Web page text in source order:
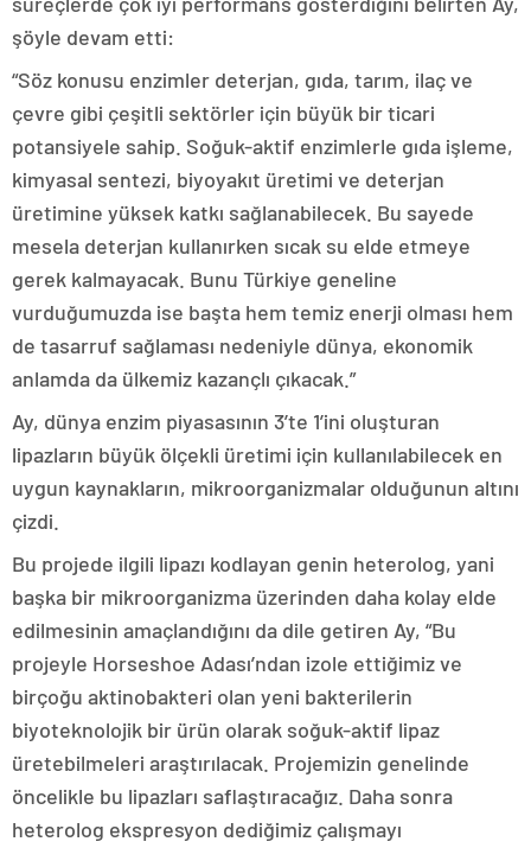
şöyle devam etti:
“Söz konusu enzimler deterjan, gıda, tarım, ilaç ve
çevre gibi çeşitli sektörler için büyük bir ticari
potansiyele sahip. Soğuk-aktif enzimlerle gıda işleme,
kimyasal sentezi, biyoyakıt üretimi ve deterjan
üretimine yüksek katkı sağlanabilecek. Bu sayede
mesela deterjan kullanırken sıcak su elde etmeye
gerek kalmayacak. Bunu Türkiye geneline
vurduğumuzda ise başta hem temiz enerji olması hem
de tasarruf sağlaması nedeniyle dünya, ekonomik
anlamda da ülkemiz kazançlı çıkacak.”
Ay, dünya enzim piyasasının 3’te 1’ini oluşturan
lipazların büyük ölçekli üretimi için kullanılabilecek en
uygun kaynakların, mikroorganizmalar olduğunun altını
çizdi.
Bu projede ilgili lipazı kodlayan genin heterolog, yani
başka bir mikroorganizma üzerinden daha kolay elde
edilmesinin amaçlandığını da dile getiren Ay, “Bu
projeyle Horseshoe Adası’ndan izole ettiğimiz ve
birçoğu aktinobakteri olan yeni bakterilerin
biyoteknolojik bir ürün olarak soğuk-aktif lipaz
üretebilmeleri araştırılacak. Projemizin genelinde
öncelikle bu lipazları saflaştıracağız. Daha sonra
heterolog ekspresyon dediğimiz çalışmayı